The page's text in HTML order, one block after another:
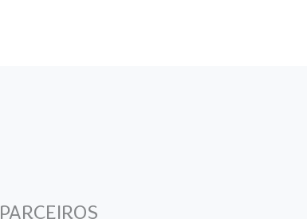
PARCEIROS